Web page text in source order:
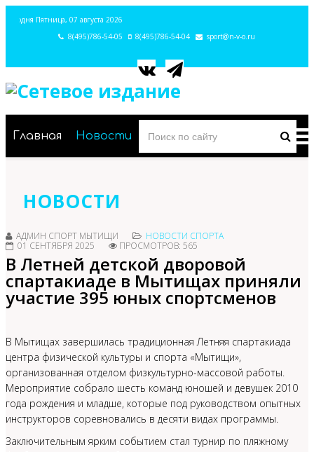
Сегодня Пятница, 07 августа 2026
8(495)786-54-05
8(495)786-54-04 sport@n-v-o.ru
Главная Новости
НОВОСТИ
АДМИН СПОРТ МЫТИЩИ
НОВОСТИ СПОРТА
01 СЕНТЯБРЯ 2025
ПРОСМОТРОВ: 565
В Летней детской дворовой
спартакиаде в Мытищах приняли
участие 395 юных спортсменов
В Мытищах завершилась традиционная Летняя спартакиада
центра физической культуры и спорта «Мытищи»,
организованная отделом физкультурно-массовой работы.
Мероприятие собрало шесть команд юношей и девушек 2010
года рождения и младше, которые под руководством опытных
инструкторов соревновались в десяти видах программы.
Заключительным ярким событием стал турнир по пляжному